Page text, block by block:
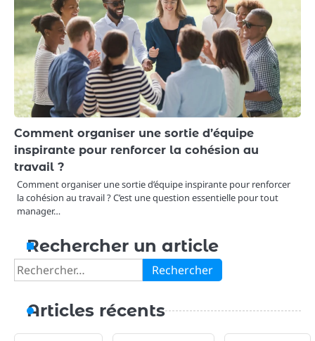
Comment organiser une sortie d’équipe
inspirante pour renforcer la cohésion au
travail ?
Comment organiser une sortie d’équipe inspirante pour renforcer
la cohésion au travail ? C’est une question essentielle pour tout
manager…
Rechercher un article
Rechercher :
Articles récents